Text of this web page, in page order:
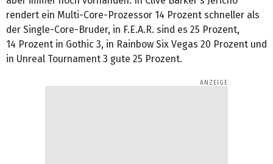
rendert ein Multi-Core-Prozessor 14 Prozent schneller als
der Single-Core-Bruder, in F.E.A.R. sind es 25 Prozent,
14 Prozent in Gothic 3, in Rainbow Six Vegas 20 Prozent und
in Unreal Tournament 3 gute 25 Prozent.